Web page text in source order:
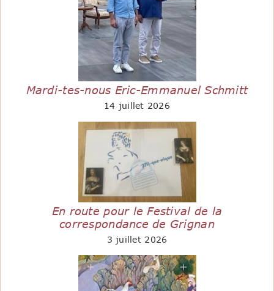
Mardi-tes-nous Eric-Emmanuel Schmitt
14 juillet 2026
En route pour le Festival de la
correspondance de Grignan
3 juillet 2026